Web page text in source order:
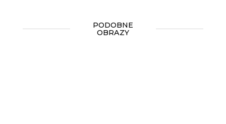
PODOBNE
OBRAZY